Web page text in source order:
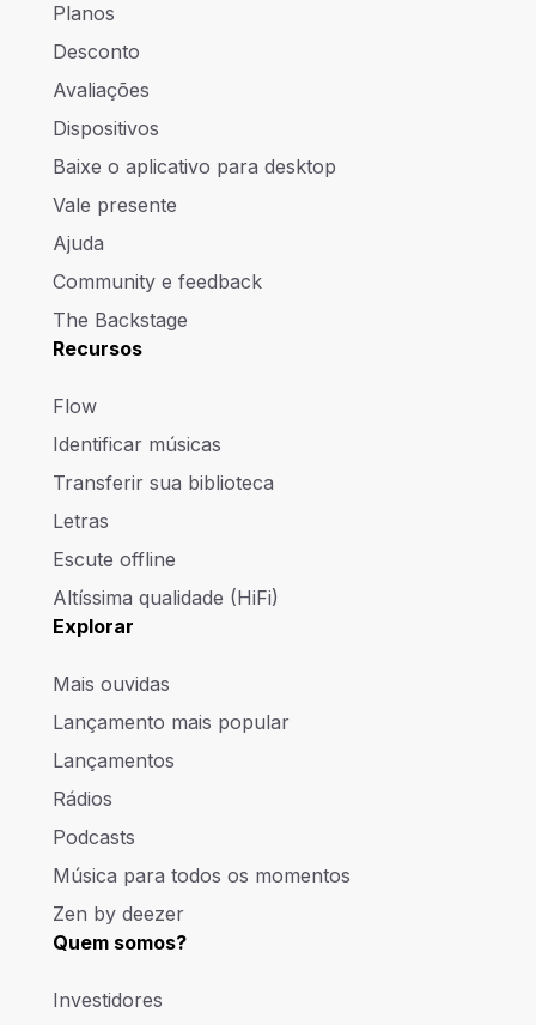
Planos
Desconto
Avaliações
Dispositivos
Baixe o aplicativo para desktop
Vale presente
Ajuda
Community e feedback
The Backstage
Recursos
Flow
Identificar músicas
Transferir sua biblioteca
Letras
Escute offline
Altíssima qualidade (HiFi)
Explorar
Mais ouvidas
Lançamento mais popular
Lançamentos
Rádios
Podcasts
Música para todos os momentos
Zen by deezer
Quem somos?
Investidores